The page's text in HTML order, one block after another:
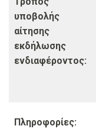
υποβολής
αίτησης
εκδήλωσης
ενδιαφέροντος:
Πληροφορίες: